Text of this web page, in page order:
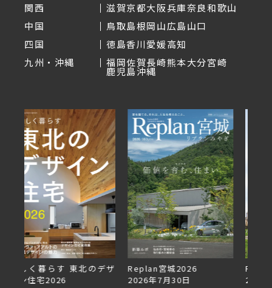
関西
滋賀京都大阪兵庫奈良和歌山
中国
鳥取島根岡山広島山口
四国
徳島香川愛媛高知
九州・沖縄
福岡佐賀長崎熊本大分宮崎
鹿児島沖縄
Replan宮城2026
2026年7月30日
Replan北海道VOL.153
2026年6月27日